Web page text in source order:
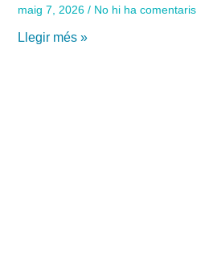
maig 7, 2026 No hi ha comentaris
Llegir més »